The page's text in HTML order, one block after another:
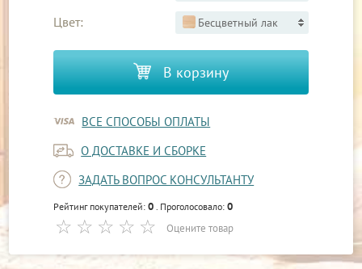
Цвет:
Бесцветный лак
В корзину
ВСЕ СПОСОБЫ ОПЛАТЫ
О ДОСТАВКЕ И СБОРКЕ
ЗАДАТЬ ВОПРОС КОНСУЛЬТАНТУ
Рейтинг покупателей:0 . Проголосовало:0
Оцените товар